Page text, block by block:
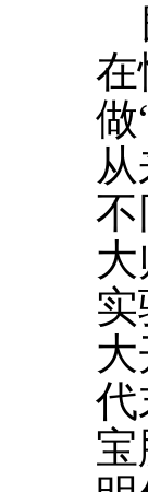
在
做
不
代